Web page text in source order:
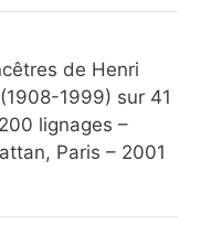
de Henri
1999) sur 41
lignages –
Paris – 2001